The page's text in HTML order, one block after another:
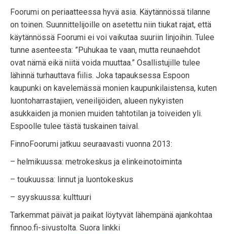
Foorumi on periaatteessa hyvä asia. Käytännössä tilanne
on toinen. Suunnittelijoille on asetettu niin tiukat rajat, että
käytännössä Foorumi ei voi vaikutaa suuriin linjoihin. Tulee
tunne asenteesta: ”Puhukaa te vaan, mutta reunaehdot
ovat nämä eikä niitä voida muuttaa.” Osallistujille tulee
lähinnä turhauttava fiilis. Joka tapauksessa Espoon
kaupunki on kavelemässä monien kaupunkilaistensa, kuten
luontoharrastajien, veneilijöiden, alueen nykyisten
asukkaiden ja monien muiden tahtotilan ja toiveiden yli.
Espoolle tulee tästä tuskainen taival.
FinnoFoorumi jatkuu seuraavasti vuonna 2013:
– helmikuussa: metrokeskus ja elinkeinotoiminta
– toukuussa: linnut ja luontokeskus
– syyskuussa: kulttuuri
Tarkemmat päivät ja paikat löytyvät lähempänä ajankohtaa
finnoo.fi-sivustolta. Suora linkki